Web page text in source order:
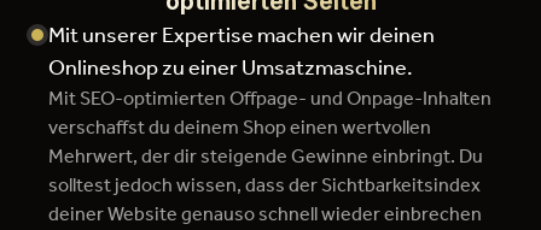
Mit unserer Expertise machen wir deinen
Onlineshop zu einer Umsatzmaschine.
Mit SEO-optimierten Offpage- und Onpage-Inhalten
verschaffst du deinem Shop einen wertvollen
Mehrwert, der dir steigende Gewinne einbringt. Du
solltest jedoch wissen, dass der Sichtbarkeitsindex
deiner Website genauso schnell wieder einbrechen